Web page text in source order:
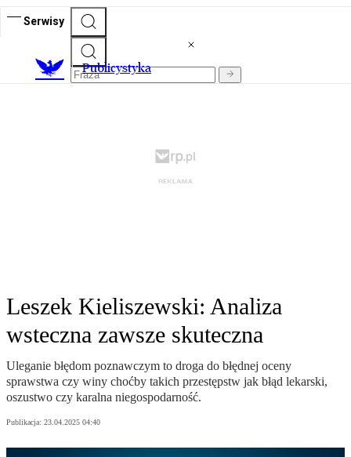
Serwisy
Publicystyka
Leszek Kieliszewski: Analiza
wsteczna zawsze skuteczna
Uleganie błędom poznawczym to droga do błędnej oceny
sprawstwa czy winy choćby takich przestępstw jak błąd lekarski,
oszustwo czy karalna niegospodarność.
Publikacja: 23.04.2025 04:40